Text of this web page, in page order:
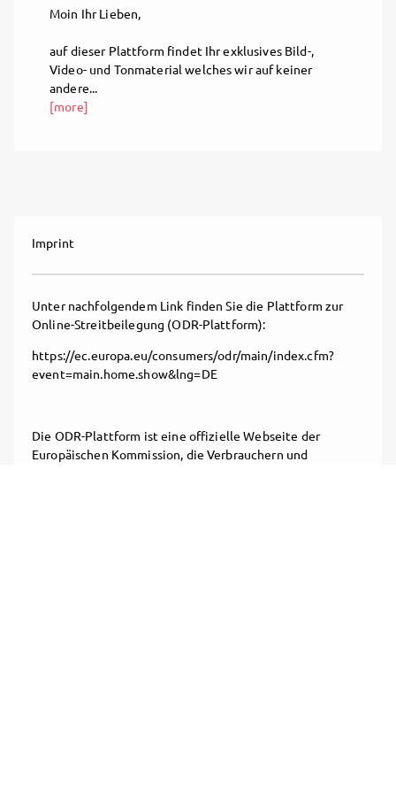
Moin Ihr Lieben,
auf dieser Plattform findet Ihr exklusives Bild-,
Video- und Tonmaterial welches wir auf keiner
andere...
[more]
Imprint
Unter nachfolgendem Link finden Sie die Plattform zur
Online-Streitbeilegung (ODR-Plattform):
https://ec.europa.eu/consumers/odr/main/index.cfm?
event=main.home.show&lng=DE
Die ODR-Plattform ist eine offizielle Webseite der
Europäischen Kommission, die Verbrauchern und